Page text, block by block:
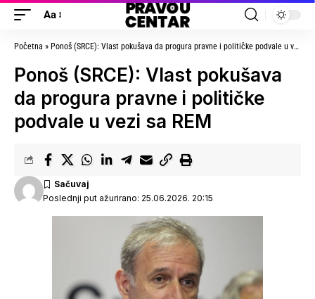
Aa
Početna » Ponoš (SRCE): Vlast pokušava da progura pravne i političke podvale u vezi sa REM
Ponoš (SRCE): Vlast pokušava
da progura pravne i političke
podvale u vezi sa REM
Poslednji put ažurirano: 25.06.2026. 20:15